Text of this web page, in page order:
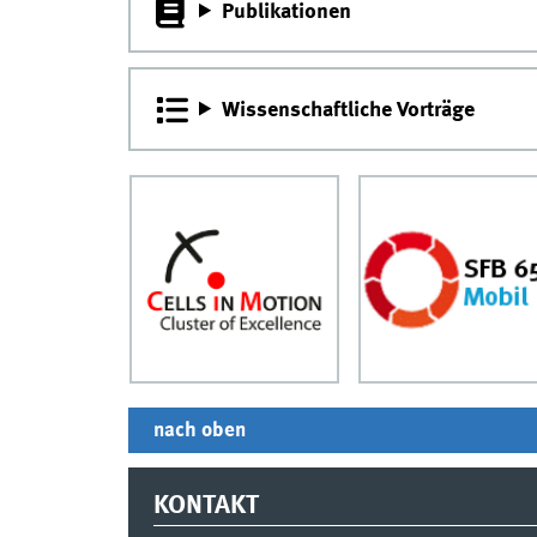
Publikationen
Wissenschaftliche Vorträge
nach oben
KONTAKT